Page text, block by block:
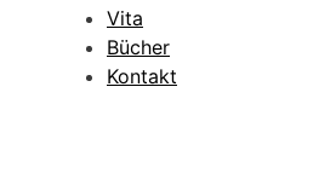
Vita
Bücher
Kontakt